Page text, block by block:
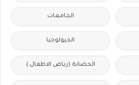
الجامعات
الجيولوجيا
الحضانة (رياض الاطفال )